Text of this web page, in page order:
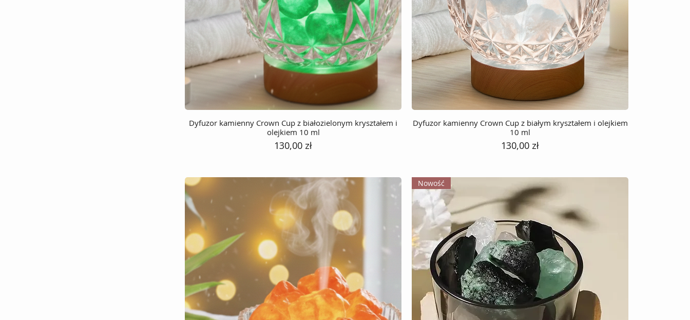
Dyfuzor kamienny Crown Cup z białozielonym kryształem i
olejkiem 10 ml
Cena
130,00 zł
Dyfuzor kamienny Crown Cup z białym kryształem i olejkiem
10 ml
Cena
130,00 zł
Nowość